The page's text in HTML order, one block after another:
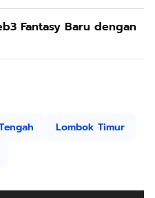
Fantasy Baru dengan
Lombok Timur